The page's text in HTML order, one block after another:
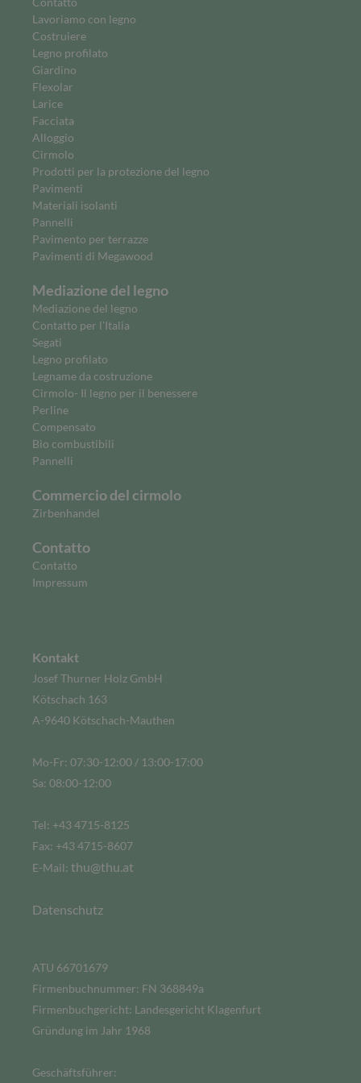
Lavoriamo con legno
Costruiere
Legno profilato
Giardino
Flexolar
Larice
Facciata
Alloggio
Cirmolo
Prodotti per la protezione del legno
Pavimenti
Materiali isolanti
Pannelli
Pavimento per terrazze
Pavimenti di Megawood
Mediazione del legno
Mediazione del legno
Contatto per l'Italia
Segati
Legno profilato
Legname da costruzione
Cirmolo- Il legno per il benessere
Perline
Compensato
Bio combustibili
Pannelli
Commercio del cirmolo
Zirbenhandel
Contatto
Contatto
Impressum
Kontakt
Josef Thurner Holz GmbH
Kötschach 163
A-9640 Kötschach-Mauthen
Mo-Fr: 07:30-12:00 / 13:00-17:00
Sa: 08:00-12:00
Tel: +43 4715-8125
Fax: +43 4715-8607
E-Mail: thu@thu.at
Datenschutz
ATU 66701679
Firmenbuchnummer: FN 368849a
Firmenbuchgericht: Landesgericht Klagenfurt
Gründung im Jahr 1968
Geschäftsführer: